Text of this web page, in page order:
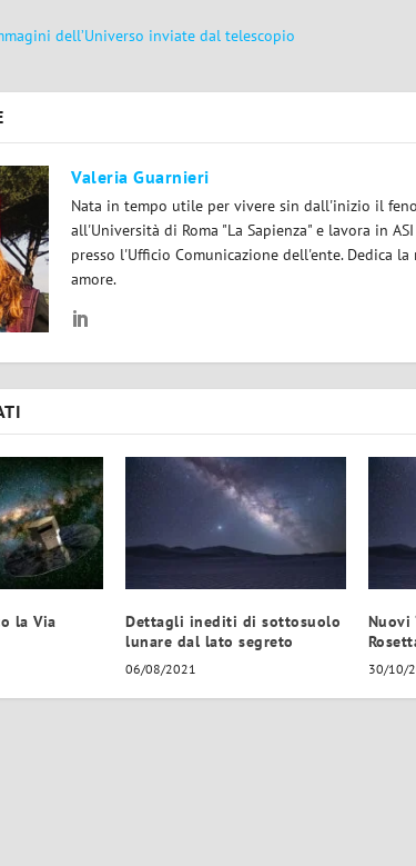
dell’Universo inviate dal telescopio
Valeria Guarnieri
Nata in tempo utile per vivere sin dall'inizio il
all'Università di Roma "La Sapienza" e lavora in
presso l'Ufficio Comunicazione dell'ente. Dedica
amore.
la Via
Dettagli inediti di sottosuolo
lunare dal lato segreto
06/08/2021
Nuovi
30/10/